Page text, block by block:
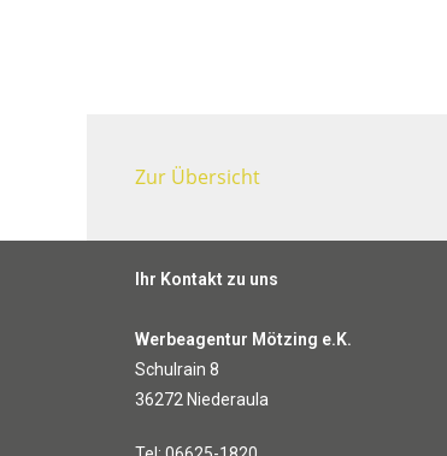
Zur Übersicht
Ihr Kontakt zu uns
Werbeagentur Mötzing e.K.
Schulrain 8
36272 Niederaula